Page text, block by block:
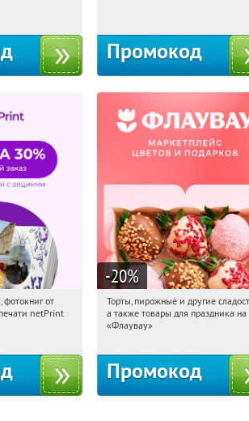
Промокод
Получили:
фотокниг от
netPrint
-20%
10:57:02
Россия
Торты, пирожные и другие
а также товары для праздника на
«Флаувау»
Промокод